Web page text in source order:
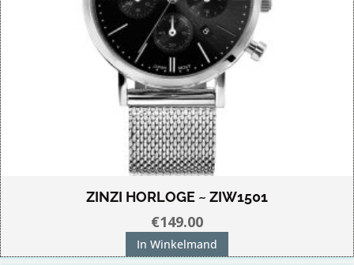
ZINZI HORLOGE ~ ZIW1501
€149.00
In Winkelmand